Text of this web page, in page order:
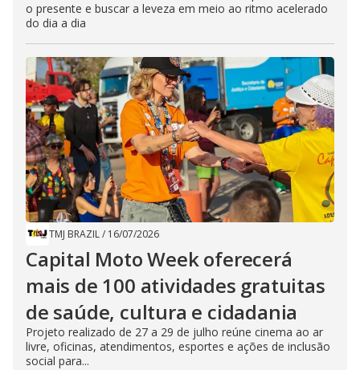
o presente e buscar a leveza em meio ao ritmo acelerado
do dia a dia
TMJ BRAZIL/ 16/07/2026
Capital Moto Week oferecerá
mais de 100 atividades gratuitas
de saúde, cultura e cidadania
Projeto realizado de 27 a 29 de julho reúne cinema ao ar
livre, oficinas, atendimentos, esportes e ações de inclusão
social para...